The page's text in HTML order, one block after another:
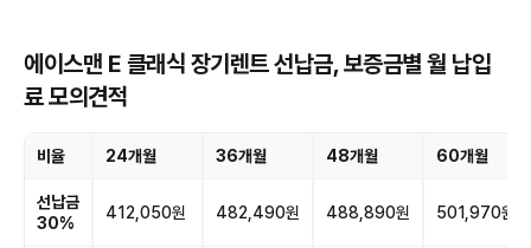
에이스맨 E 클래식 장기렌트 선납금, 보증금별 월 납입
료 모의견적
비율 24개월 36개월 48개월 60개월
선납금
30%
412,050원 482,490원 488,890원 501,970원